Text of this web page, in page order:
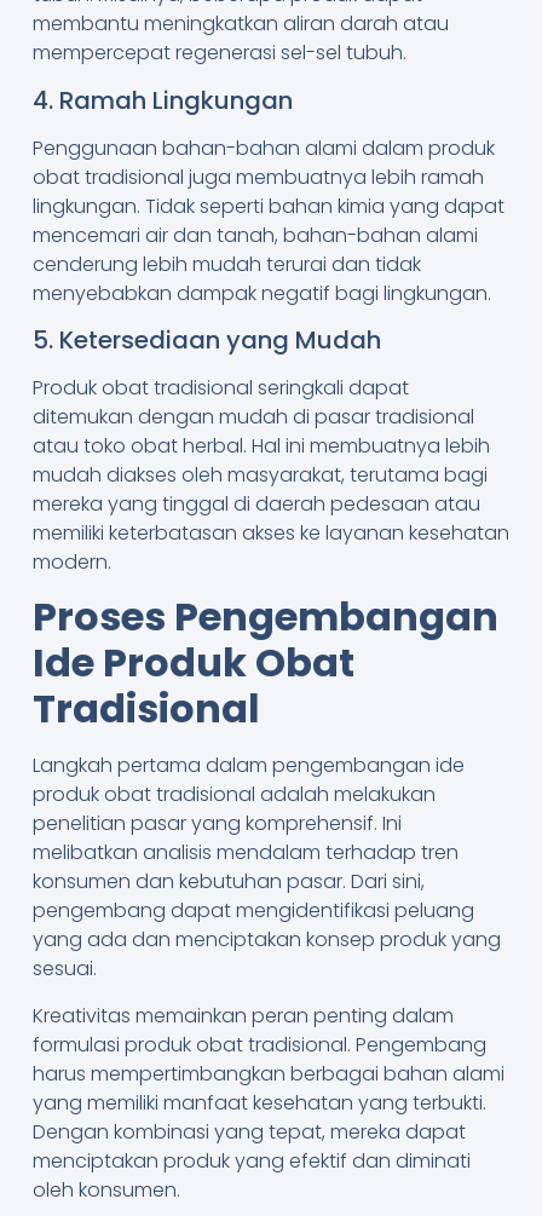
membantu meningkatkan aliran darah atau
mempercepat regenerasi sel-sel tubuh.
4. Ramah Lingkungan
Penggunaan bahan-bahan alami dalam produk
obat tradisional juga membuatnya lebih ramah
lingkungan. Tidak seperti bahan kimia yang dapat
mencemari air dan tanah, bahan-bahan alami
cenderung lebih mudah terurai dan tidak
menyebabkan dampak negatif bagi lingkungan.
5. Ketersediaan yang Mudah
Produk obat tradisional seringkali dapat
ditemukan dengan mudah di pasar tradisional
atau toko obat herbal. Hal ini membuatnya lebih
mudah diakses oleh masyarakat, terutama bagi
mereka yang tinggal di daerah pedesaan atau
memiliki keterbatasan akses ke layanan kesehatan
modern.
Proses Pengembangan
Ide Produk Obat
Tradisional
Langkah pertama dalam pengembangan ide
produk obat tradisional adalah melakukan
penelitian pasar yang komprehensif. Ini
melibatkan analisis mendalam terhadap tren
konsumen dan kebutuhan pasar. Dari sini,
pengembang dapat mengidentifikasi peluang
yang ada dan menciptakan konsep produk yang
sesuai.
Kreativitas memainkan peran penting dalam
formulasi produk obat tradisional. Pengembang
harus mempertimbangkan berbagai bahan alami
yang memiliki manfaat kesehatan yang terbukti.
Dengan kombinasi yang tepat, mereka dapat
menciptakan produk yang efektif dan diminati
oleh konsumen.